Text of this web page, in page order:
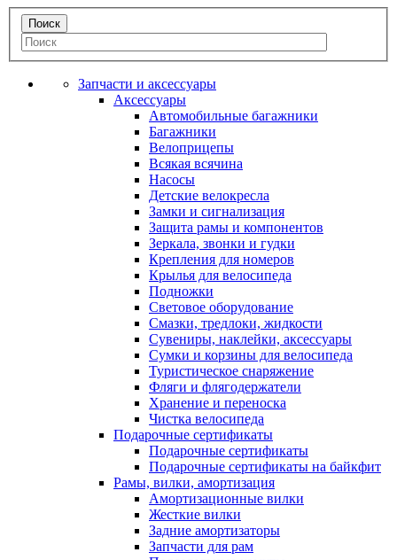
Запчасти и аксессуары
Аксессуары
Автомобильные багажники
Багажники
Велоприцепы
Всякая всячина
Насосы
Детские велокресла
Замки и сигнализация
Защита рамы и компонентов
Зеркала, звонки и гудки
Крепления для номеров
Крылья для велосипеда
Подножки
Световое оборудование
Смазки, тредлоки, жидкости
Сувениры, наклейки, аксессуары
Сумки и корзины для велосипеда
Туристическое снаряжение
Фляги и флягодержатели
Хранение и переноска
Чистка велосипеда
Подарочные сертификаты
Подарочные сертификаты
Подарочные сертификаты на байкфит
Рамы, вилки, амортизация
Амортизационные вилки
Жесткие вилки
Задние амортизаторы
Запчасти для рам